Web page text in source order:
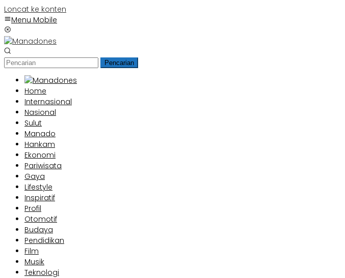
Loncat ke konten
Menu Mobile
Pencarian
Home
Internasional
Nasional
Sulut
Manado
Hankam
Ekonomi
Pariwisata
Gaya
Lifestyle
Inspiratif
Profil
Otomotif
Budaya
Pendidikan
Film
Musik
Teknologi